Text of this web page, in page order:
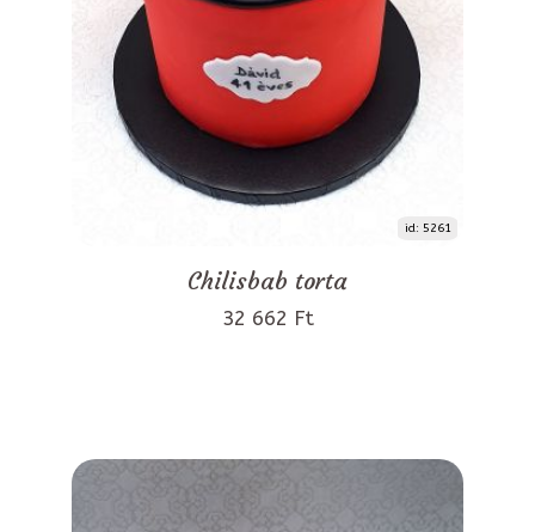
id: 5261
Chilisbab torta
32 662 Ft